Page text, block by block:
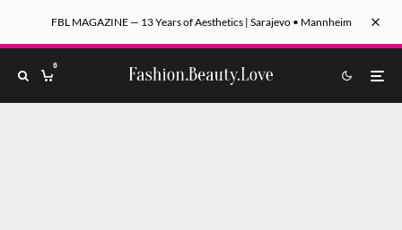
FBL MAGAZINE — 13 Years of Aesthetics | Sarajevo • Mannheim
0